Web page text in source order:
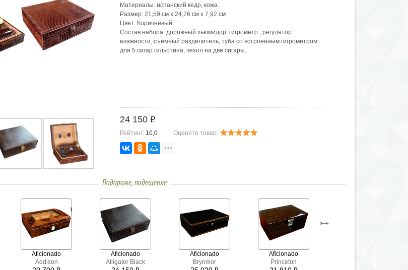
Материалы: испанский кедр, кожа.
Размер: 21,59 см х 24,76 см х 7,92 см
Цвет: Коричневый
Состав набора: дорожный хьюмидор, гигрометр , регулятор
влажности, съемный разделитель, туба со встроенным гигрометром
для 5 сигар гильотина, чехол на две сигары.
24 150 i
Рейтинг: 10,0 Оцените товар:
Подороже, подешевле
Aficionado
Addison
Aficionado
Alligator Black
Aficionado
Brynmor
Aficionado
Princeton